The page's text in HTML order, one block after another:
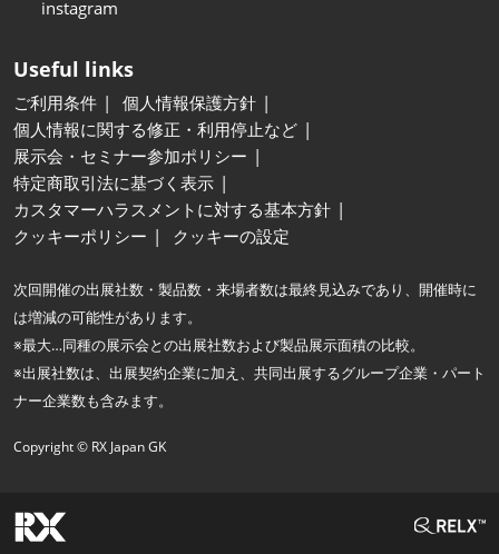
instagram
Useful links
ご利用条件
個人情報保護方針
個人情報に関する修正・利用停止など
展示会・セミナー参加ポリシー
特定商取引法に基づく表示
カスタマーハラスメントに対する基本方針
クッキーポリシー
クッキーの設定
次回開催の出展社数・製品数・来場者数は最終見込みであり、開催時に
は増減の可能性があります。
※最大…同種の展示会との出展社数および製品展示面積の比較。
※出展社数は、出展契約企業に加え、共同出展するグループ企業・パート
ナー企業数も含みます。
Copyright © RX Japan GK